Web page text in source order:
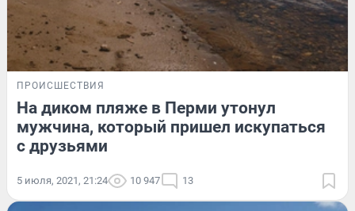
ПРОИСШЕСТВИЯ
На диком пляже в Перми утонул
мужчина, который пришел искупаться
с друзьями
5 июля, 2021, 21:24 10 947 13